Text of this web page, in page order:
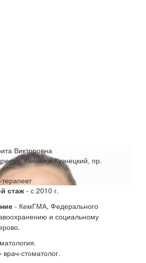
Викторовна
г. Ленинск-Кузнецкий, пр.
стаж- с 2010 г.
- КемГМА, Федерального
и социальному
врач-стоматолог.